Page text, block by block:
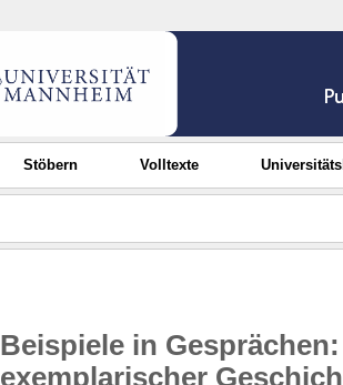
Stöbern Volltexte
Beispiele in
exemplarischer